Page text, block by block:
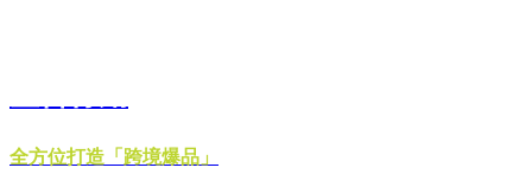
全方位打造「跨境爆品」